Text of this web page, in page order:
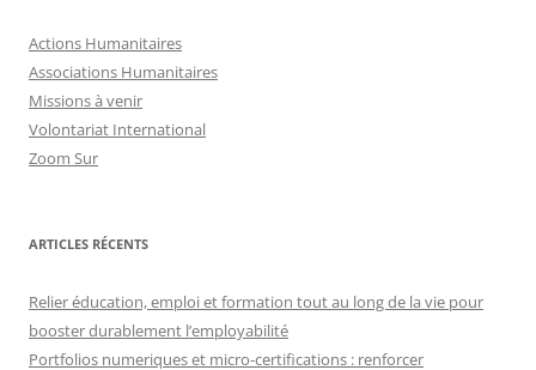
Actions Humanitaires
Associations Humanitaires
Missions à venir
Volontariat International
Zoom Sur
ARTICLES RÉCENTS
Relier éducation, emploi et formation tout au long de la vie pour
booster durablement l’employabilité
Portfolios numeriques et micro-certifications : renforcer